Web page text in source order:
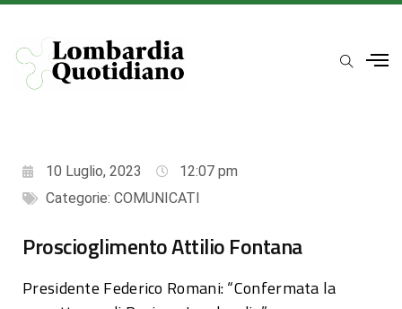
10 Luglio, 2023
12:07 pm
Categorie: COMUNICATI
Proscioglimento Attilio Fontana
Presidente Federico Romani: “Confermata la